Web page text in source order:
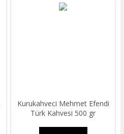
Kurukahveci Mehmet Efendi
Türk Kahvesi 500 gr